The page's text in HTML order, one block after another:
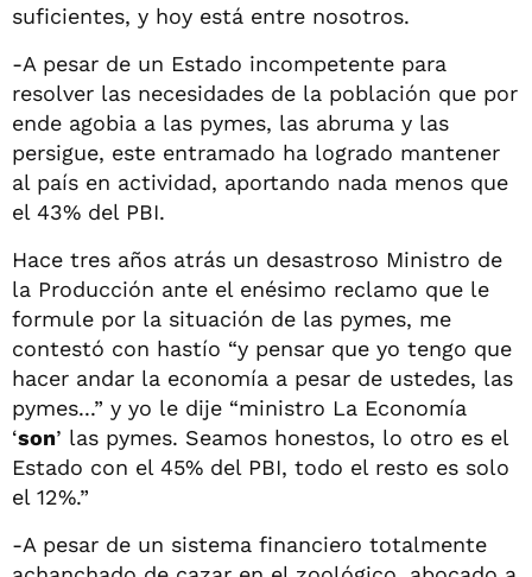
suficientes, y hoy está entre nosotros.
-A pesar de un Estado incompetente para
resolver las necesidades de la población que por
ende agobia a las pymes, las abruma y las
persigue, este entramado ha logrado mantener
al país en actividad, aportando nada menos que
el 43% del PBI.
Hace tres años atrás un desastroso Ministro de
la Producción ante el enésimo reclamo que le
formule por la situación de las pymes, me
contestó con hastío “y pensar que yo tengo que
hacer andar la economía a pesar de ustedes, las
pymes...” y yo le dije “ministro La Economía
‘son’ las pymes. Seamos honestos, lo otro es el
Estado con el 45% del PBI, todo el resto es solo
el 12%.”
-A pesar de un sistema financiero totalmente